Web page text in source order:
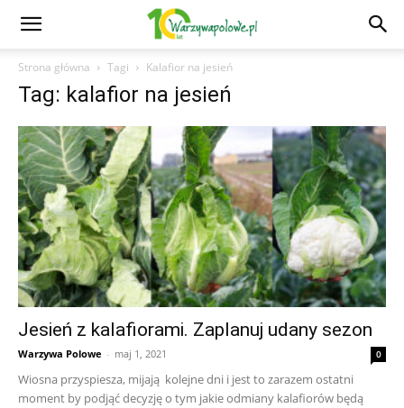
Strona główna Tagi Kalafior na jesień
Tag: kalafior na jesień
Jesień z kalafiorami. Zaplanuj udany sezon
Warzywa Polowe - maj 1, 2021 0
Wiosna przyspiesza, mijają kolejne dni i jest to zarazem ostatni
moment by podjąć decyzję o tym jakie odmiany kalafiorów będą